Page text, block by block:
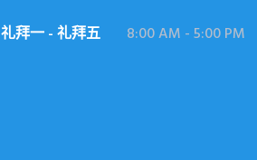
礼拜一 - 礼拜五 8:00 AM - 5:00 PM